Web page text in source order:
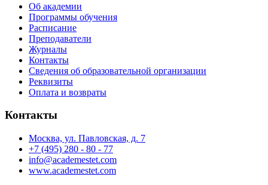
Об академии
Программы обучения
Расписание
Преподаватели
Журналы
Контакты
Сведения об образовательной организации
Реквизиты
Оплата и возвраты
Контакты
Москва, ул. Павловская, д. 7
+7 (495) 280 - 80 - 77
info@academestet.com
www.academestet.com